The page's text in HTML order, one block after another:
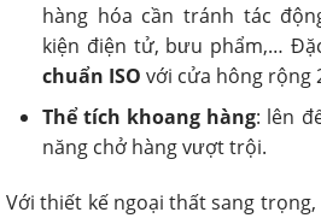
hàng hóa cần tránh tác
kiện điện tử, bưu phẩm,…
chuẩn ISO với cửa hông rộng
Thể tích khoang hàng: lên
năng chở hàng vượt trội.
Với thiết kế ngoại thất sang